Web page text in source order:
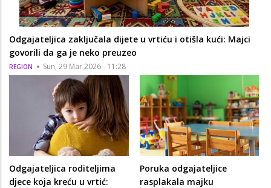
Odgajateljica zaključala dijete u vrtiću i otišla kući: Majci
govorili da ga je neko preuzeo
REGION Sun, 29 Mar 2026 - 11:28
Odgajateljica roditeljima
djece koja kreću u vrtić:
Poruka odgajateljice
rasplakala majku